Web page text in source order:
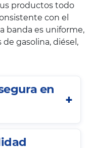
productos todo
con el
banda es uniforme,
gasolina, diésel,
en